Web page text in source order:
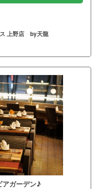
ス 上野店 by天龍
アガーデン♪